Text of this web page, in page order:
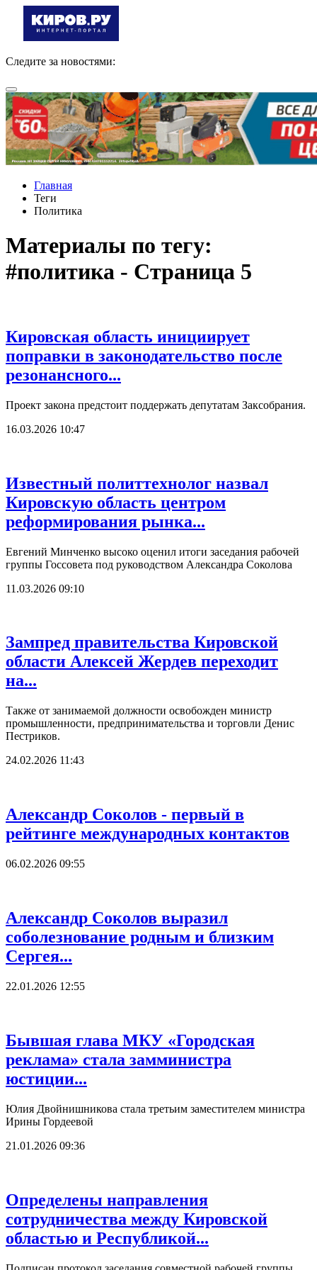
Следите за новостями:
Главная
Теги
Политика
Материалы по тегу:
#политика - Страница 5
Кировская область инициирует
поправки в законодательство после
резонансного...
Проект закона предстоит поддержать депутатам Заксобрания.
16.03.2026 10:47
Известный политтехнолог назвал
Кировскую область центром
реформирования рынка...
Евгений Минченко высоко оценил итоги заседания рабочей
группы Госсовета под руководством Александра Соколова
11.03.2026 09:10
Зампред правительства Кировской
области Алексей Жердев переходит
на...
Также от занимаемой должности освобожден министр
промышленности, предпринимательства и торговли Денис
Пестриков.
24.02.2026 11:43
Александр Соколов - первый в
рейтинге международных контактов
06.02.2026 09:55
Александр Соколов выразил
соболезнование родным и близким
Сергея...
22.01.2026 12:55
Бывшая глава МКУ «Городская
реклама» стала замминистра
юстиции...
Юлия Двойнишникова стала третьим заместителем министра
Ирины Гордеевой
21.01.2026 09:36
Определены направления
сотрудничества между Кировской
областью и Республикой...